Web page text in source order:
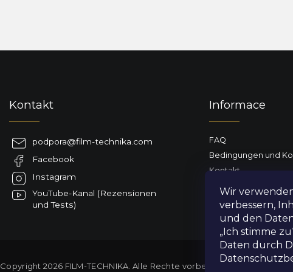
Wir
verbessern,
und den
„Ich stimme
Daten durch
Kontakt
podpora@film-technika.com
Facebook
Instagram
YouTube-Kanal (Rezensionen
und Tests)
Informace
FAQ
Bedingungen und
Kontakt
Geschäftsbewertung
Lieferung nach DE
Copyright 2026 FILM-TECHNIKA . Alle Rechte vorbehalten.